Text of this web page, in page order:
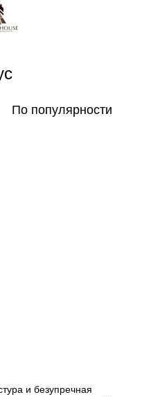
По популярности
и безупречная